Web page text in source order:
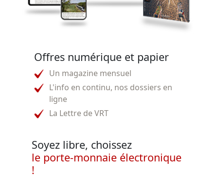
Offres numérique et papier
Un magazine mensuel
L'info en continu, nos dossiers en
ligne
La Lettre de VRT
Soyez libre, choissez
le porte-monnaie électronique
!